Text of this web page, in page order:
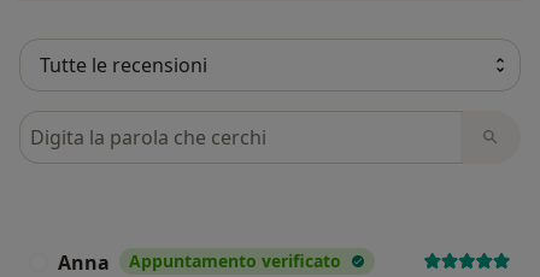
Cerca nelle recensioni
Anna Appuntamento verificato